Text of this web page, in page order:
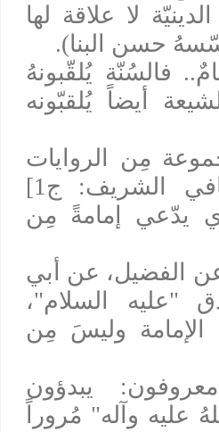
لا علاقة لها
حسن البنا).
فالسُنّة يُلقّبونهُ
أيضاً يُلقبّونه
مِن الروايات
في كتاب [الكافي الشريف: ج1]
يدّعي إمامةً مِن
(1): (عن الفضيل، عن أبي
"عليه السلام"،
وليسَ مِن
يبدؤون
عليه وآله" مُروراً